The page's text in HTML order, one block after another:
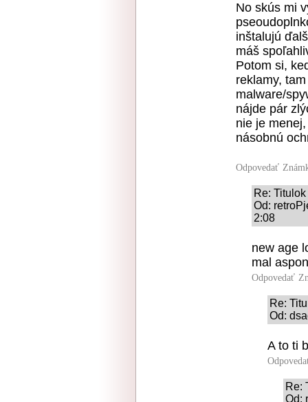
No skús mi
inštalujú
máš
Potom si,
reklamy,
malware/
nájde pár
nie je
násobnú
Odpovedať
Re: Titulok
Od:
2:08
new age
mal
Odpovedať
Re:
Od:
A to ti
Re:
Od: